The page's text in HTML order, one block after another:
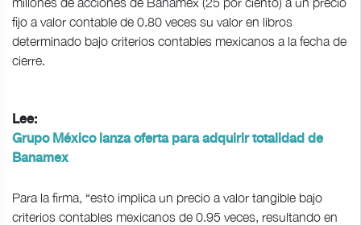
fijo a valor contable de 0.80 veces su valor en libros
determinado bajo criterios contables mexicanos a la fecha de
cierre.
Lee:
Grupo México lanza oferta para adquirir totalidad de
Banamex
Para la firma, “esto implica un precio a valor tangible bajo
criterios contables mexicanos de 0.95 veces, resultando en